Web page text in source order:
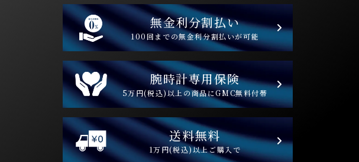
無金利分割払い
100回までの無金利分割払いが可能
腕時計専用保険
5万円(税込)以上の商品にGMC無料付帯
送料無料
1万円(税込)以上ご購入で